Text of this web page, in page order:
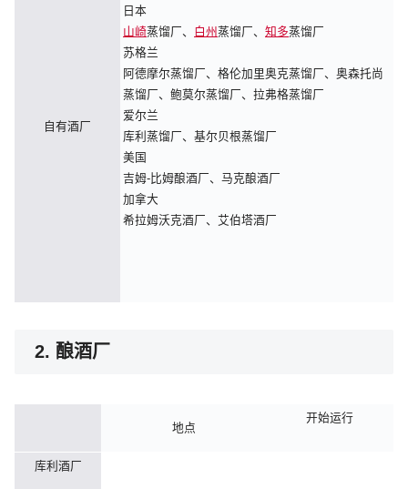
自有酒厂
日本
山崎蒸馏厂、 白州 蒸馏厂、 知多蒸馏厂
苏格兰
阿德摩尔蒸馏厂、格伦加里奥克蒸馏厂、奥森托尚
蒸馏厂、鲍莫尔蒸馏厂、拉弗格蒸馏厂
爱尔兰
库利蒸馏厂、基尔贝根蒸馏厂
美国
吉姆-比姆酿酒厂、马克酿酒厂
加拿大
希拉姆沃克酒厂、艾伯塔酒厂
2. 酿酒厂
地点
开始运行
库利酒厂